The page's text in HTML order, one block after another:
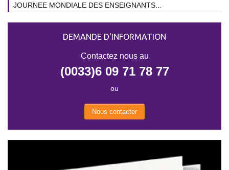
JOURNEE MONDIALE DES ENSEIGNANTS...
DEMANDE D'INFORMATION
Contactez nous au
(0033)6 09 71 78 77
ou
Nous contacter